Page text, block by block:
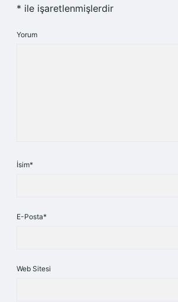
* ile işaretlenmişlerdir
Yorum
İsim*
E-Posta*
Web Sitesi